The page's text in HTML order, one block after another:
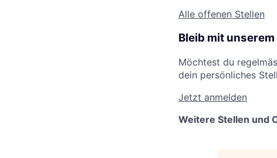
Alle offenen Stellen
Bleib mit
Möchtest du
dein persönliches
Jetzt anmelden
Weitere Stellen und